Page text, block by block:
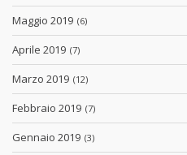
Maggio 2019 (6)
Aprile 2019 (7)
Marzo 2019 (12)
Febbraio 2019 (7)
Gennaio 2019 (3)